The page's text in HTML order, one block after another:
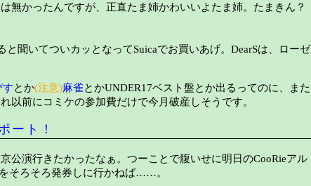
無かったんですが、正直たま姉かわいいよたま姉。たまきん？
聞いてついカッとなってSuicaでお買いあげ。DearSは、ローゼ
すとか(注意)麻雀とかUNDER17ベスト盤とか出るってのに、また
以前にコミケの参加費だけで今月破産しそうです。
ート！
公演行きたかったなぁ。つーことで腹いせに明日のCooRieアル
そろそろ発券しに行かねば……。